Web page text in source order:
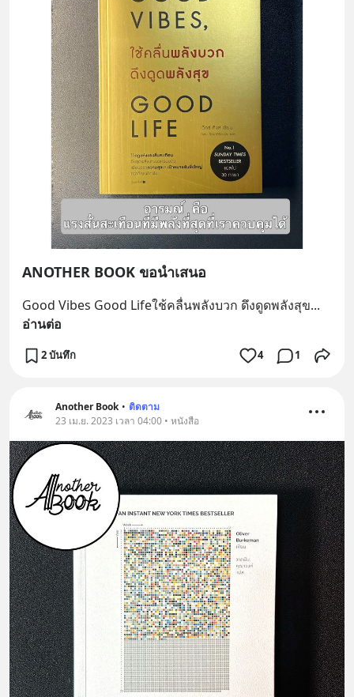
ANOTHER BOOK ขอนำเสนอ
Good Vibes Good Lifeใช้คลื่นพลังบวก ดึงดูดพลังสุข
อ่านต่อ
2 บันทึก 4 1
Another Book • ติดตาม
23 เม.ย. 2023 เวลา 04:00 • หนังสือ